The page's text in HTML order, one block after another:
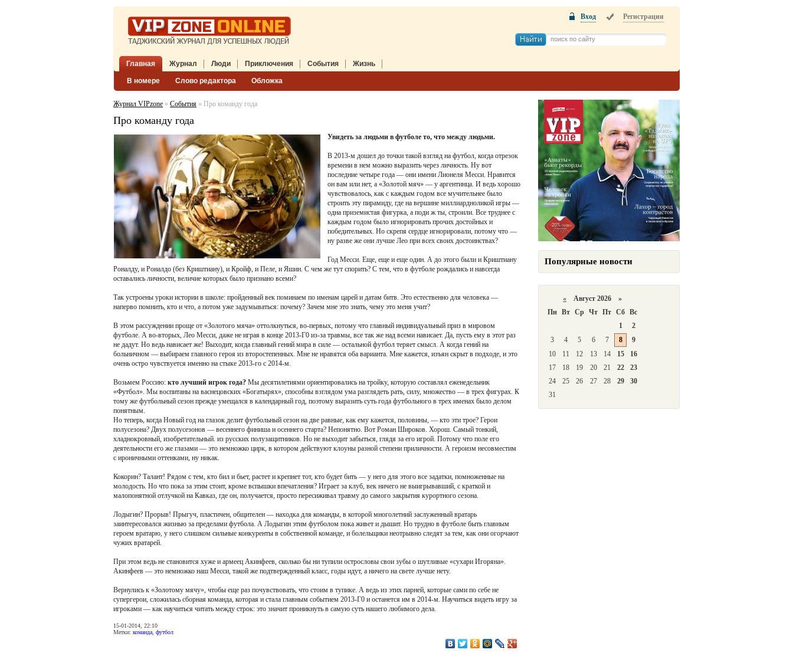
Главная Журнал
В номере Слово редактора Обложка
Люди Приключения События Жизнь
Вход Регистрация
Журнал VIPzone » События » Про команду года
Про команду года
Увидеть за людьми в футболе то, что между людьми.
В 2013-м дошел до точки такой взгляд на футбол, когда отрезок
времени в нем можно выразить через личность. Ну вот
последние четыре года — они имени Лионеля Месси. Нравится
он вам или нет, а «Золотой мяч» — у аргентинца. И ведь хорошо
чувствовалось, как с каждым годом все мучительнее было
строить эту пирамиду, где на вершине миллиардноликой игры —
одна приземистая фигурка, а поди ж ты, строили. Все труднее с
каждым годом было игнорировать прочих достойных и
победительных. Но скрепя сердце игнорировали, потому что —
ну разве же они лучше Лео при всех своих достоинствах?
Год Месси. Еще, еще и еще один. А до этого были и Криштиану
Роналду, и Роналдо (без Криштиану), и Кройф, и Пеле, и Яшин. С чем же тут спорить? С тем, что в футболе рождались и навсегда
оставались личности, величие которых было признано всеми?
Так устроены уроки истории в школе: пройденный век поминаем по именам царей и датам битв. Это естественно для человека —
наперво помнить, кто и что, а потом уже задумываться: почему? Зачем мне это знать, чему это меня учит?
В этом рассуждении проще от «Золотого мяча» оттолкнуться, во-первых, потому что главный индивидуальный приз в мировом
футболе. А во-вторых, Лео Месси, даже не играя в конце 2013-Г0 из-за травмы, все так же над всеми нависает. Да, пусть ему в этот раз
не дадут. Но ведь нависает же! Выходит, когда главный гений мира в силе — остальной футбол теряет смысл. А когда гений на
больничном — выбираем главного героя из второстепенных. Мне не нравятся оба варианта. Мне кажется, изъян скрыт в подходе, и это
очень остро чувствуется именно на стыке 2013-го с 2014-м.
Возьмем Россию: кто лучший игрок года? Мы десятилетиями ориентировались на тройку, которую составлял еженедельник
«Футбол». Мы воспитаны на васнецовских «Богатырях», способны взглядом ума разглядеть рать, силу, множество — в трех фигурах. К
тому же футбольный сезон прежде умещался в календарный год, поэтому выразить суть года футбольного в трех именах было делом
понятным.
Но теперь, когда Новый год на глазок делит футбольный сезон на две равные, как ему кажется, половины, — кто эти трое? Герои
полусезона? Двух полусезонов — весеннего финиша и осеннего старта? Непонятно. Вот Роман Широков. Хорош. Самый тонкий,
хладнокровный, изобретательный. из русских полузащитников. Но не выходит забыться, глядя за его игрой. Потому что поле его
деятельности его же глазами — это немножко цирк, в котором действуют клоуны разной степени приличности. А героизм несовместим
с ироничными оттенками, ну никак.
Кокорин? Талант! Рядом с тем, кто бил и бьет, растет и крепнет тот, кто будет бить — у него для этого все задатки, помноженные на
молодость. Но что пока за этим стоит, кроме вспышки впечатления? Играет за клуб, век ничего не выигрывавший, с краткой и
малопонятной отлучкой на Кавказ, где он, получается, просто пересиживал травму до самого закрытия курортного сезона.
Лодыгин? Прорыв! Прыгуч, пластичен, общителен — находка для команды, в которой многолетний заслуженный вратарь
заинтересовался жизнью за пределами футбола. А Лодыгин этим футболом пока живет и дышит. Но трудно в футболе быть главным
героем вратарю, у него слишком сильные конкуренты в собственной команде, и болельщики неотрывно следят за тем, как они огорчают
чужих вратарей.
При этом ведь не становится хуже и армеец Акинфеев, сколько бы ни тупили острословы свои зубы о шутливые «сухари Игоряна».
Акинфеев — это немножко наш Месси, такой же подтвержденный класс, годы идут, а ничего на свете лучше нету.
Вернулись к «Золотому мячу», чтобы еще раз почувствовать, что стоим в тупике. А ведь из этих парней, которые сами по себе не
супергерои, сложилась сборная команда, которая и стала главным событием 2013-Г0 и останется им в 2014-м. Научиться видеть игру за
игроками — как научиться читать между строк: это значит проникнуть в самую суть нашего любимого дела.
15-01-2014, 22:10
Метки: команда футбол
Популярные новости
« Август 2026 »
Пн Вт Ср Чт Пт Сб Вс
1
2
3
4 5 6 7 8
9
10
11 12 13 14 15
16
17
18 19 20 21 22
23
24
25 26 27 28 29
30
31